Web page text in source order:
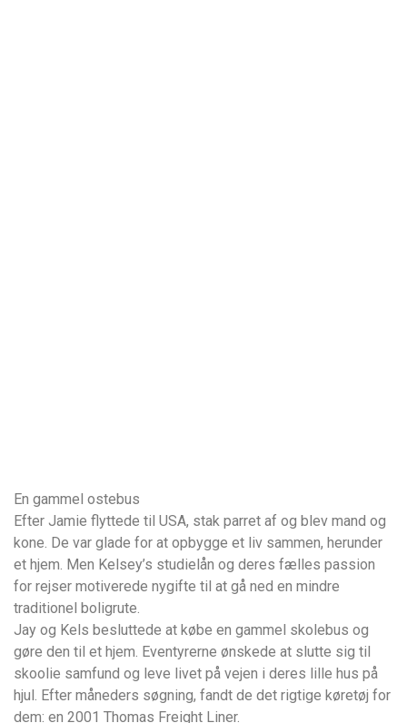
En gammel ostebus
Efter Jamie flyttede til USA, stak parret af og blev mand og
kone. De var glade for at opbygge et liv sammen, herunder
et hjem. Men Kelsey’s studielån og deres fælles passion
for rejser motiverede nygifte til at gå ned en mindre
traditionel boligrute.
Jay og Kels besluttede at købe en gammel skolebus og
gøre den til et hjem. Eventyrerne ønskede at slutte sig til
skoolie samfund og leve livet på vejen i deres lille hus på
hjul. Efter måneders søgning, fandt de det rigtige køretøj for
dem: en 2001 Thomas Freight Liner.